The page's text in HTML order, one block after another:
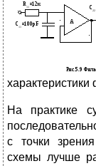
На практике
с точки
схемы лучше